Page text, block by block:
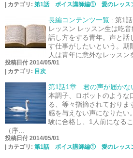
カテゴリ: 第1話 ボイス講師編① 愛のレッス
長編コンテンツ一覧 : 第1
レッスン レッスン生は吃
話し方をする青年。声と話
す仕事がしたいという。期
人は青年に意外なレッスン
投稿日付 2014/05/01
カテゴリ: 目次
第1話1章 君の声が届かな
本調子、ロボットのような
る、等々指摘されており
感を与えない声になりたい
験に合格し、1人前になる
（序...
投稿日付 2014/05/01
カテゴリ: 第1話 ボイス講師編① 愛のレッス